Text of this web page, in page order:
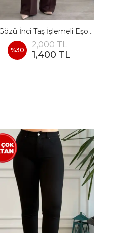
Kuş Gözü İnci Taş İşlemeli Eşofman Takımı - KAHVERENGI
%30
2,000 TL
1,400 TL